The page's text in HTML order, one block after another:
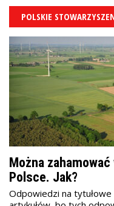
POLSKIE
Można
Polsce. Jak?
Odpowiedzi na tytułowe